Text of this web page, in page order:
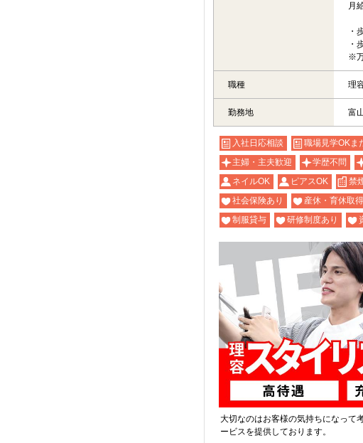
月
・
・
※
職種 理
勤務地 富
入社日応相談 職場見学OKま
主婦・主夫歓迎
学歴不問
ネイルOK
ピアスOK 禁
社会保険あり
産休・育休取
制服貸与
研修制度あり
大切なのはお客様の気持ちになって
ービスを提供しております。